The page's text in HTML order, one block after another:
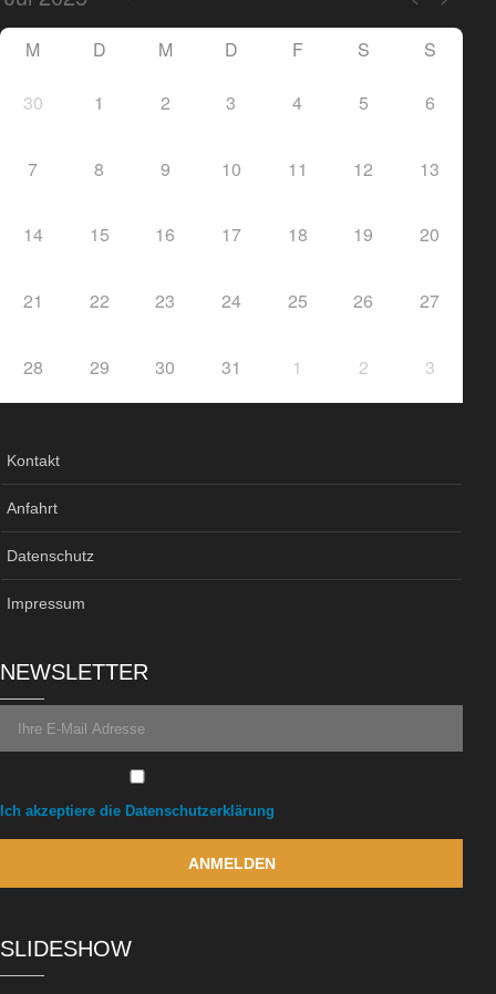
M D M D F S S
30 1 2 3 4 5 6
7 8 9 10 11 12 13
14 15 16 17 18 19 20
21 22 23 24 25 26 27
28 29 30 31 1 2 3
Kontakt
Anfahrt
Datenschutz
Impressum
NEWSLETTER
Ich akzeptiere die Datenschutzerklärung
SLIDESHOW